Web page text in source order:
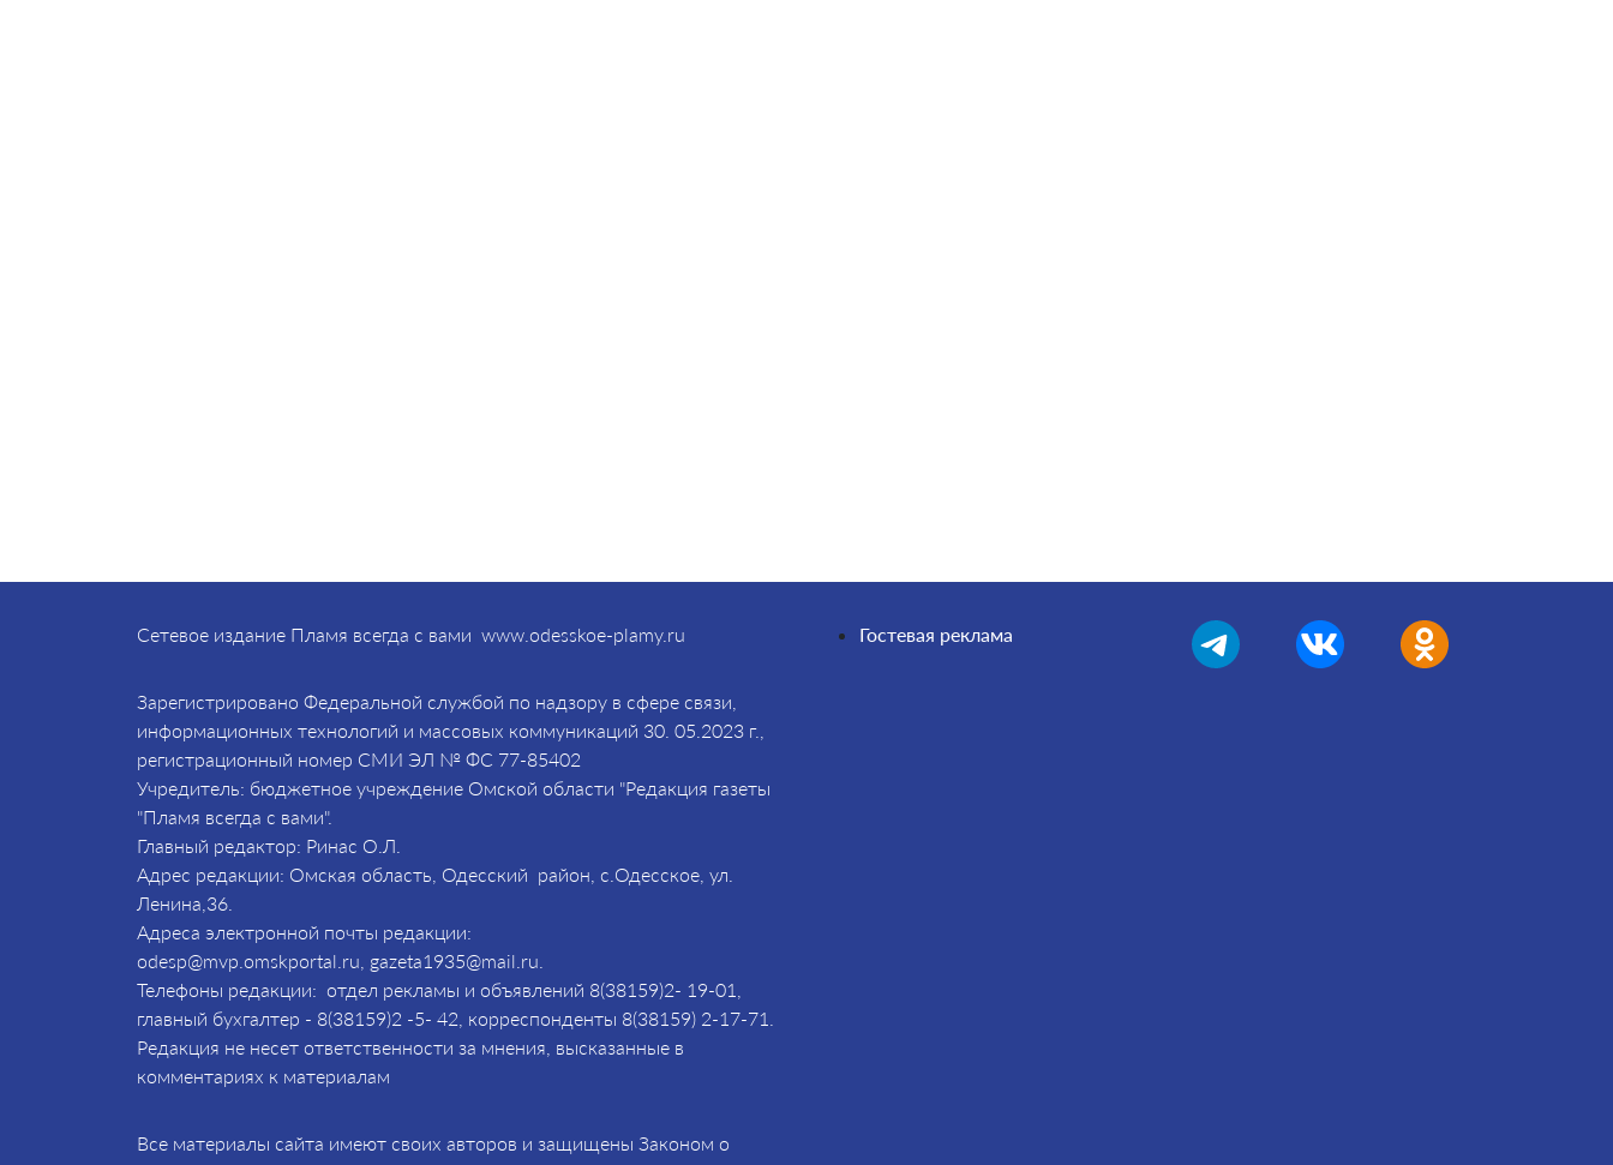
Сетевое издание Пламя всегда с вами www.odesskoe-plamy.ru
Зарегистрировано Федеральной службой по надзору в сфере связи,
информационных технологий и массовых коммуникаций 30. 05.2023 г.,
регистрационный номер СМИ ЭЛ № ФС 77-85402
Учредитель: бюджетное учреждение Омской области "Редакция газеты
"Пламя всегда с вами".
Главный редактор: Ринас О.Л.
Адрес редакции: Омская область, Одесский район, с.Одесское, ул.
Ленина,36.
Адреса электронной почты редакции:
odesp@mvp.omskportal.ru, gazeta1935@mail.ru.
Телефоны редакции: отдел рекламы и объявлений 8(38159)2- 19-01,
главный бухгалтер - 8(38159)2 -5- 42, корреспонденты 8(38159) 2-17-71.
Редакция не несет ответственности за мнения, высказанные в
комментариях к материалам
Все материалы сайта имеют своих авторов и защищены Законом о
Гостевая реклама